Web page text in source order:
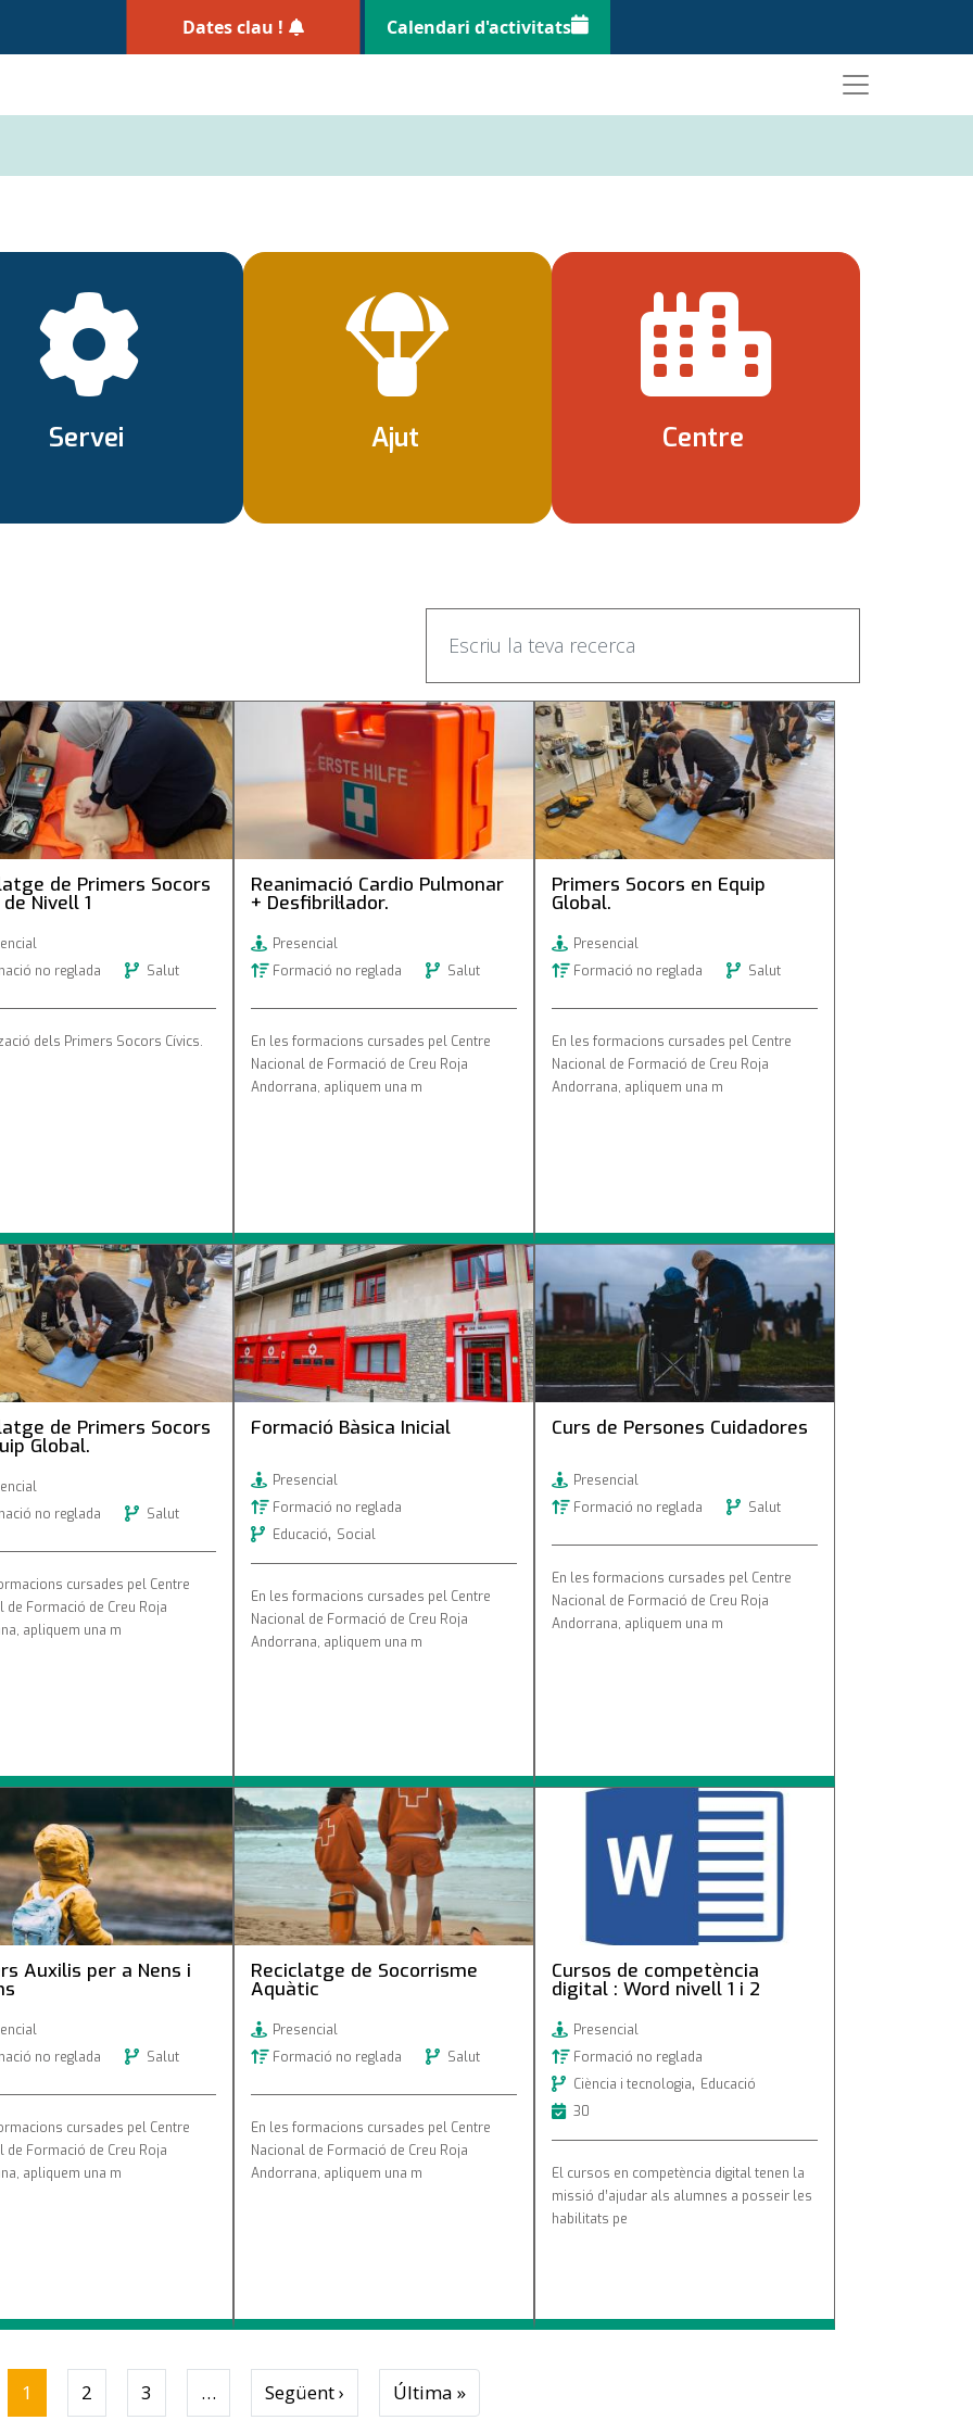
Calendari d'activitats
Dates clau !
Servei Ajut Centre
de Primers Socors
Nivell 1
no reglada
Salut
dels Primers Socors Cívics.
de Primers Socors
Nivell 1
Reanimació Cardio Pulmonar
+ Desfibril·lador.
Presencial
Formació no reglada
Salut
En les formacions cursades pel Centre
Nacional de Formació de Creu Roja
Andorrana, apliquem una m
Reanimació Cardio Pulmonar +
Desfibril·lador.
Primers Socors en Equip
Global.
Presencial
Formació no reglada
Salut
En les formacions cursades pel Centre
Nacional de Formació de Creu Roja
Andorrana, apliquem una m
Primers Socors en Equip Global.
de Primers Socors
Global.
no reglada
Salut
cursades pel Centre
de Formació de Creu Roja
apliquem una m
de Primers Socors en
Formació Bàsica Inicial
Presencial
Formació no reglada
Educació, Social
En les formacions cursades pel Centre
Nacional de Formació de Creu Roja
Andorrana, apliquem una m
Formació Bàsica Inicial
Curs de Persones Cuidadores
Presencial
Formació no reglada
Salut
En les formacions cursades pel Centre
Nacional de Formació de Creu Roja
Andorrana, apliquem una m
Curs de Persones Cuidadores
Auxilis per a Nens i
no reglada
Salut
cursades pel Centre
de Formació de Creu Roja
apliquem una m
Auxilis per a Nens i
Reciclatge de Socorrisme
Aquàtic
Presencial
Formació no reglada
Salut
En les formacions cursades pel Centre
Nacional de Formació de Creu Roja
Andorrana, apliquem una m
Reciclatge de Socorrisme Aquàtic
Cursos de competència
digital : Word nivell 1 i 2
Presencial
Formació no reglada
Ciència i tecnologia, Educació
30
El cursos en competència digital tenen la
missió d’ajudar als alumnes a posseir les
habilitats pe
Cursos de competència digital :
Word nivell 1 i 2
1 2 3 … Següent ›Next pageÚltima »Last page